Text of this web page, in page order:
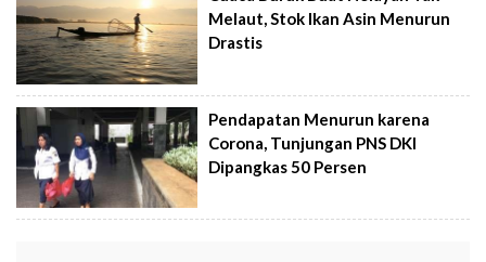
Melaut, Stok Ikan Asin Menurun
Drastis
Pendapatan Menurun karena
Corona, Tunjungan PNS DKI
Dipangkas 50 Persen